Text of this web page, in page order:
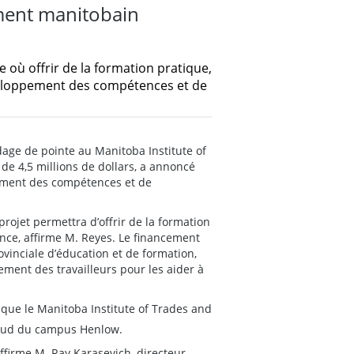
manitobain
où offrir de la formation pratique,
des compétences et de
de pointe au Manitoba Institute of
4,5 millions de dollars, a annoncé
des compétences et de
permettra d’offrir de la formation
affirme M. Reyes. Le financement
d’éducation et de formation,
des travailleurs pour les aider à
le Manitoba Institute of Trades and
du campus Henlow.